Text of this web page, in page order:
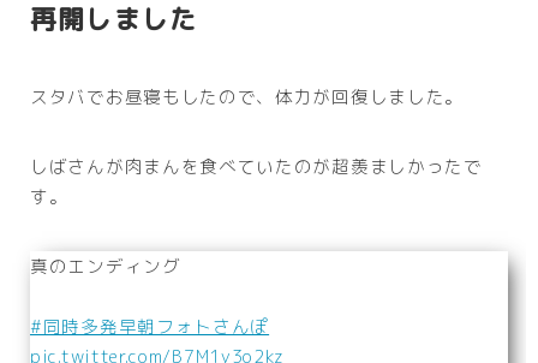
再開しました
スタバでお昼寝もしたので、体力が回復しました。
しばさんが肉まんを食べていたのが超羨ましかったで
す。
真のエンディング
#同時多発早朝フォトさんぽ
pic.twitter.com/B7M1y3o2kz